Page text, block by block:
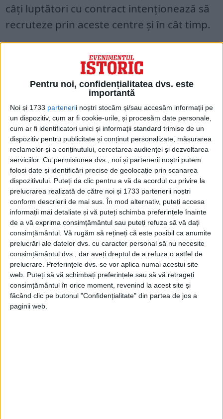
Pentru noi, confidențialitatea dvs. este
importantă
Noi și 1733 partenerii noștri stocăm și/sau accesăm informații pe
un dispozitiv, cum ar fi cookie-urile, și procesăm date personale,
cum ar fi identificatori unici și informații standard trimise de un
dispozitiv pentru publicitate și conținut personalizate, măsurarea
reclamelor și a conținutului, cercetarea audienței și dezvoltarea
serviciilor. Cu permisiunea dvs., noi și partenerii noștri putem
folosi date și identificări precise de geolocație prin scanarea
dispozitivului. Puteți da clic pentru a vă da acordul cu privire la
prelucrarea realizată de către noi și 1733 partenerii noștri
conform descrierii de mai sus. În mod alternativ, puteți accesa
informații mai detaliate și vă puteți schimba preferințele înainte
de a vă exprima consimțământul sau puteți refuza să vă dați
consimțământul. Vă rugăm să rețineți că este posibil ca anumite
prelucrări ale datelor dvs. cu caracter personal să nu necesite
consimțământul dvs., dar aveți dreptul de a refuza o astfel de
prelucrare. Preferințele dvs. se vor aplica numai acestui site
web. Puteți să vă schimbați preferințele sau să vă retrageți
consimțământul în orice moment, revenind la acest site și
făcând clic pe butonul "Confidențialitate" din partea de jos a
paginii web.
câţi luptători cu contract intenţionează să
recruteze prin aceste centre şi în cât timp.
pierderi foarte grele în luptele care
durează de mai multe luni în jurl
Bahmutului, un oraş din Donbasul
ucrainean devenit epicentrul ostilităţilor cu
armata Kievului.
RUSIA ANUNŢASE ÎN SEPTEMBRIE
MOBILIZAREA A 300.000 DE
REZERVIŞTI